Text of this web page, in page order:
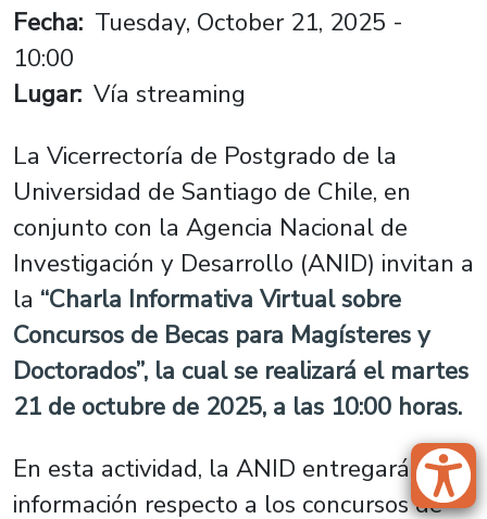
Fecha Tuesday, October 21, 2025 -
10:00
Lugar Vía streaming
La Vicerrectoría de Postgrado de la
Universidad de Santiago de Chile, en
conjunto con la Agencia Nacional de
Investigación y Desarrollo (ANID) invitan a
la “Charla Informativa Virtual sobre
Concursos de Becas para Magísteres y
Doctorados”, la cual se realizará el martes
21 de octubre de 2025, a las 10:00 horas.
En esta actividad, la ANID entregará
información respecto a los concursos de